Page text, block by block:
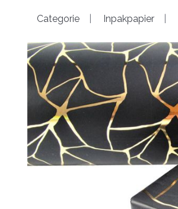
Categorie Inpakpapier